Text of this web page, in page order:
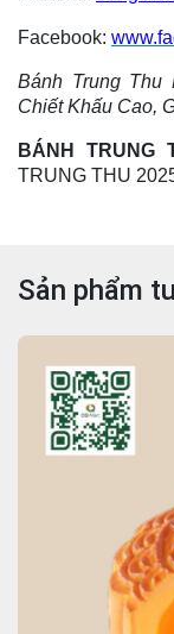
Facebook:
Bánh Trung
Chiết Khấu Cao,
BÁNH TRUNG
TRUNG THU
Sản phẩm